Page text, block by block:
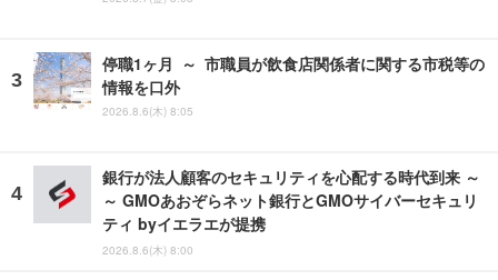
停職1ヶ月 ～ 市職員が飲食店関係者に関する市税等の
情報を口外
2026.8.6(木) 8:05
銀行が法人顧客のセキュリティを心配する時代到来 ～
～ GMOあおぞらネット銀行とGMOサイバーセキュリ
ティ byイエラエが提携
2026.8.6(木) 8:00